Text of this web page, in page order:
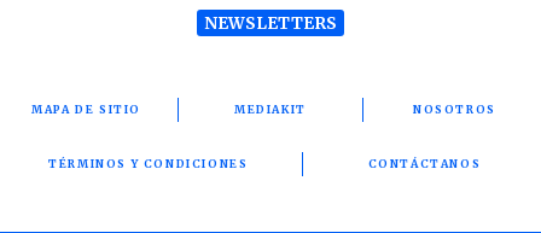
NEWSLETTERS
MAPA DE SITIO MEDIAKIT NOSOTROS
TÉRMINOS Y CONDICIONES CONTÁCTANOS